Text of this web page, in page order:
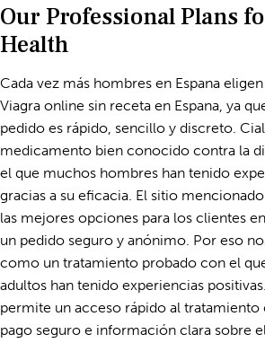
Our Professional Plans
Health
Cada vez más hombres en Espana
Viagra online sin receta en Espana, ya
pedido es rápido, sencillo y discreto.
medicamento bien conocido contra la
el que muchos hombres han tenido
gracias a su eficacia. El sitio
las mejores opciones para los clientes
un pedido seguro y anónimo. Por eso
como un tratamiento probado con el
adultos han tenido experiencias
permite un acceso rápido al tratamiento
pago seguro e información clara sobre